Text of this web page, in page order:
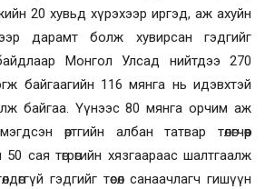
20 хувьд хүрэхээр иргэд, аж ахуйн
дарамт болж хувирсан гэдгийг
Монгол Улсад нийтдээ 270
байгаагийн 116 мянга нь идэвхтэй
байгаа. Үүнээс 80 мянга орчим аж
өртгийн албан татвар төлөгчөөр
сая төгрөгийн хязгаараас шалтгаалж
гэдгийг төсөл санаачлагч гишүүн